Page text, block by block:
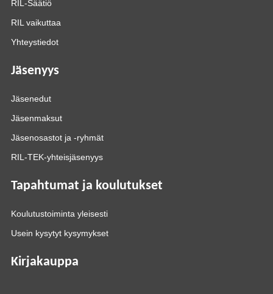
RIL-Säätiö
RIL vaikuttaa
Yhteystiedot
Jäsenyys
Jäsenedut
Jäsenmaksut
Jäsenosastot ja -ryhmät
RIL-TEK-yhteisjäsenyys
Tapahtumat ja koulutukset
Koulutustoiminta yleisesti
Usein kysytyt kysymykset
Kirjakauppa